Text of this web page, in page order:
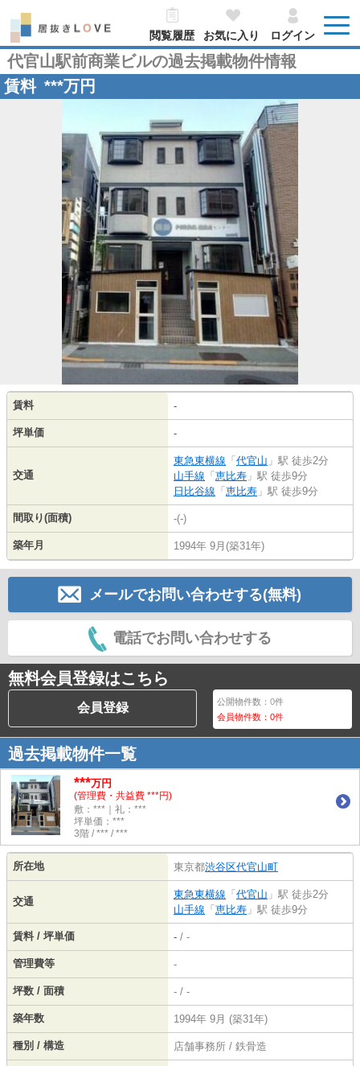
閲覧履歴 お気に入り ログイン
代官山駅前商業ビルの過去掲載物件情報
賃料 ***万円
賃料 -
坪単価 -
交通
東急東横線 「 代官山 」駅 徒歩2分
山手線 「 恵比寿 」駅 徒歩9分
日比谷線 「 恵比寿 」駅 徒歩9分
間取り(面積) -(-)
築年月 1994年 9月(築31年)
メールでお問い合わせする(無料)
電話でお問い合わせする
無料会員登録はこちら
会員登録 公開物件数：0件
会員物件数：0件
過去掲載物件一覧
***万円
(管理費・共益費 ***円)
敷：***｜礼：***
坪単価：***
3階 / *** / ***
所在地 東京都渋谷区代官山町
交通
東急東横線 「 代官山 」駅 徒歩2分
山手線 「 恵比寿 」駅 徒歩9分
賃料 / 坪単価 - / -
管理費等 -
坪数 / 面積 - / -
築年数 1994年 9月 (築31年)
種別 / 構造 店舗事務所 / 鉄骨造